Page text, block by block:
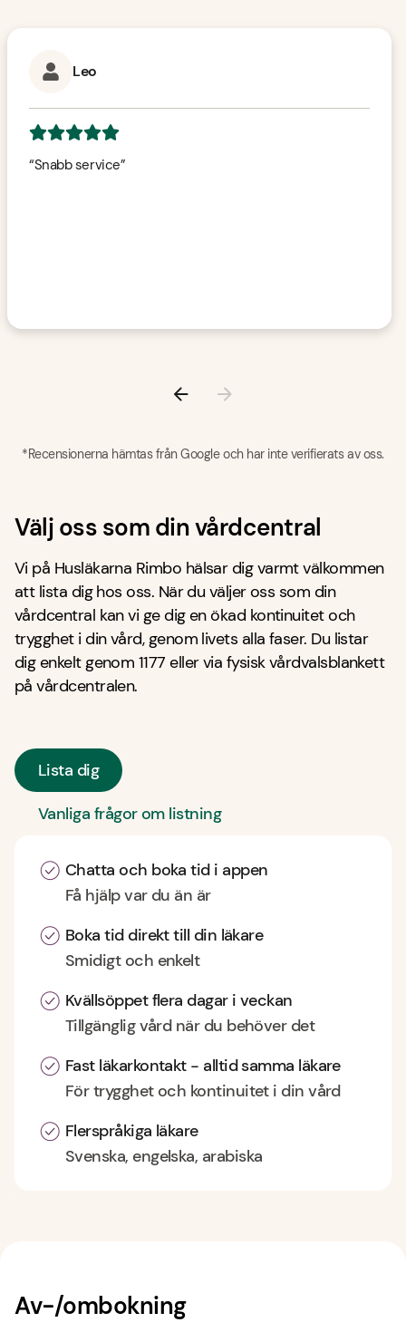
5av 5 stjärnor
Leo
“Snabb service”
*Recensionerna hämtas från Google och har inte verifierats av oss.
Välj oss som din vårdcentral
Vi på Husläkarna Rimbo hälsar dig varmt välkommen
att lista dig hos oss. När du väljer oss som din
vårdcentral kan vi ge dig en ökad kontinuitet och
trygghet i din vård, genom livets alla faser. Du listar
dig enkelt genom 1177 eller via fysisk vårdvalsblankett
på vårdcentralen.
Lista dig
Vanliga frågor om listning
Chatta och boka tid i appen
Få hjälp var du än är
Boka tid direkt till din läkare
Smidigt och enkelt
Kvällsöppet flera dagar i veckan
Tillgänglig vård när du behöver det
Fast läkarkontakt - alltid samma läkare
För trygghet och kontinuitet i din vård
Flerspråkiga läkare
Svenska, engelska, arabiska
Av-/ombokning